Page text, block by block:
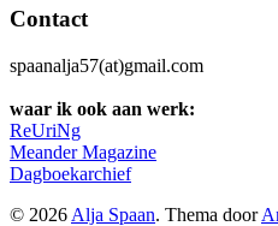
Contact
spaanalja57(at)gmail.com
waar ik ook aan werk:
ReUriNg
Meander Magazine
Dagboekarchief
© 2026 Alja Spaan. Thema door